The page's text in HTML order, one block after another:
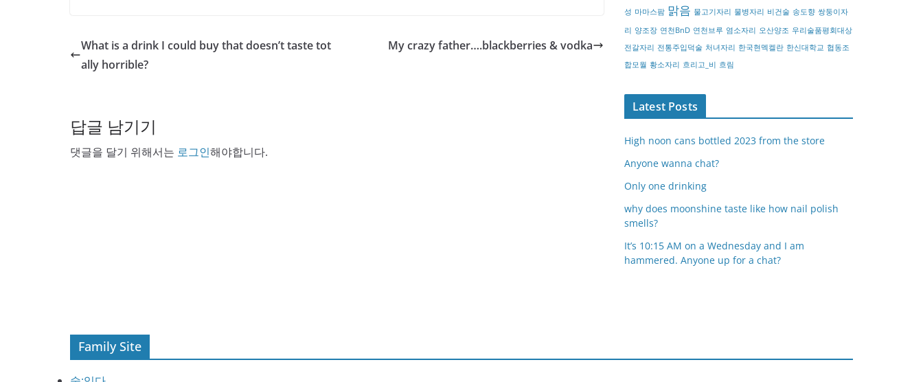
What is a drink I could buy that doesn’t taste tot
ally horrible?
My crazy father….blackberries & vodka
답글 남기기
댓글을 달기 위해서는 로그인해야합니다.
성 마마스팜 맑음 물고기자리 물병자리 비건술 송도향 쌍둥이자
리 양조장 연천BnD 연천브루 염소자리 오산양조 우리술품평회대상
전갈자리 전통주입덕술 처녀자리 한국현멕켈란 한신대학교 협동조
합모월 황소자리 흐리고_비 흐림
Latest Posts
High noon cans bottled 2023 from the store
Anyone wanna chat?
Only one drinking
why does moonshine taste like how nail polish
smells?
It’s 10:15 AM on a Wednesday and I am
hammered. Anyone up for a chat?
Family Site